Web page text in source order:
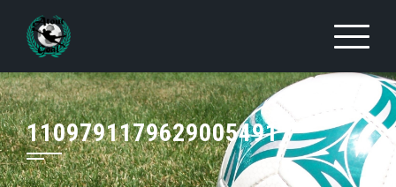
content
1109791179629005491